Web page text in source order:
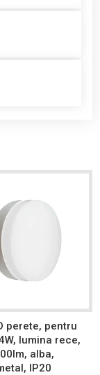
perete, pentru
lumina rece,
alba,
IP20